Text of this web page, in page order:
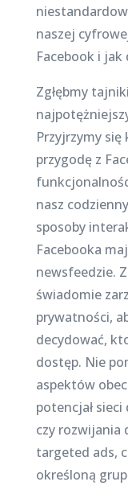
naszej
Facebook i jak
Zgłębmy
Przyjrzymy się
przygodę z
nasz
sposoby
Facebooka
newsfeedzie.
świadomie
prywatności,
decydować,
dostęp. Nie
aspektów
potencjał
czy rozwijania
targeted ads,
określoną